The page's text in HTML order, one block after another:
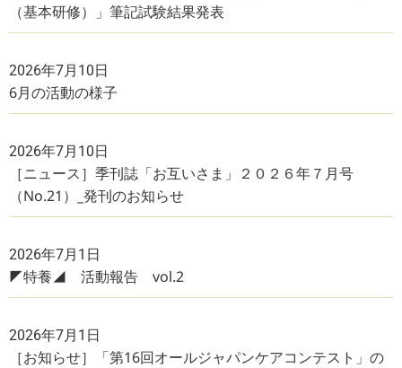
（基本研修）」筆記試験結果発表
2026年7月10日
6月の活動の様子
2026年7月10日
［ニュース］季刊誌「お互いさま」２０２６年７月号
（No.21）_発刊のお知らせ
2026年7月1日
◤特養◢ 活動報告 vol.2
2026年7月1日
［お知らせ］「第16回オールジャパンケアコンテスト」の